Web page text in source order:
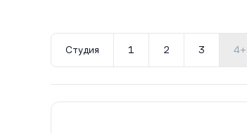
Студия 1 2 3 4+
Все корпуса 1115 кв. IV кв. 2028